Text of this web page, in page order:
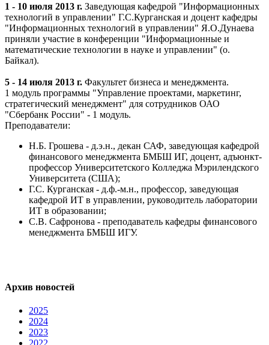
1 - 10 июля 2013 г. Заведующая кафедрой "Информационных
технологий в управлении" Г.С.Курганская и доцент кафедры
"Информационных технологий в управлении" Я.О.Дунаева
приняли участие в конференции "Информационные и
математические технологии в науке и управлении" (о.
Байкал).
5 - 14 июля 2013 г. Факультет бизнеса и менеджмента.
1 модуль программы "Управление проектами, маркетинг,
стратегический менеджмент" для сотрудников ОАО
"Сбербанк России" - 1 модуль.
Преподаватели:
Н.Б. Грошева - д.э.н., декан САФ, заведующая кафедрой
финансового менеджмента БМБШ ИГ, доцент, адъюнкт-
профессор Университетского Колледжа Мэрилендского
Университета (США);
Г.С. Курганская - д.ф.-м.н., профессор, заведующая
кафедрой ИТ в управлении, руководитель лаборатории
ИТ в образовании;
С.В. Сафронова - преподаватель кафедры финансового
менеджмента БМБШ ИГУ.
Архив новостей
2025
2024
2023